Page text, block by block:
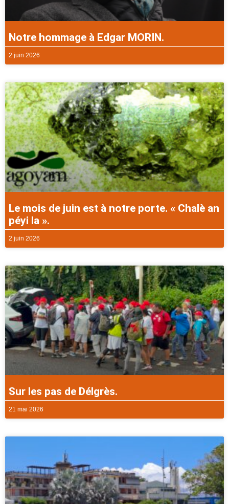
Notre hommage à Edgar MORIN.
2 juin 2026
Le mois de juin est à notre porte. « Chalè an
péyi la ».
2 juin 2026
Sur les pas de Délgrès.
21 mai 2026